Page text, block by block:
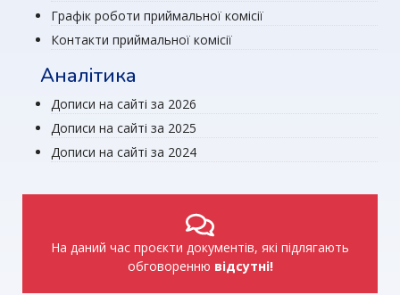
Графік роботи приймальної комісії
Контакти приймальної комісії
Аналітика
Дописи на сайті за 2026
Дописи на сайті за 2025
Дописи на сайті за 2024
На даний час проєкти документів, які підлягають
обговоренню відсутні!